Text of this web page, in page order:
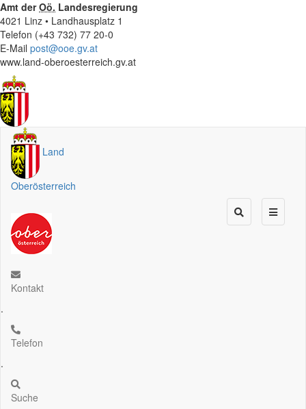
Amt derOö. Landesregierung
4021 Linz • Landhausplatz 1
Telefon (+43 732) 77 20-0
E-Mail post@ooe.gv.at
www.land-oberoesterreich.gv.at
Land
Oberösterreich
Kontakt
.
Telefon
.
Suche